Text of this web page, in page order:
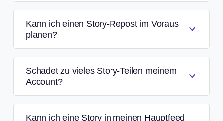
Kann ich einen Story-Repost im Voraus
planen?
Schadet zu vieles Story-Teilen meinem
Account?
Kann ich eine Story in meinen Hauptfeed